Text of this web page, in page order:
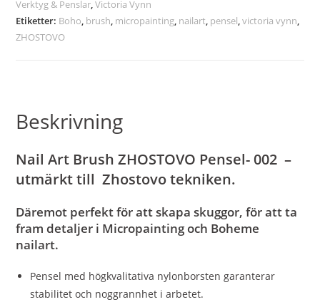
Verktyg & Penslar,Victoria Vynn
Etiketter: Boho, brush, micropainting, nailart, pensel,victoria vynn,
ZHOSTOVO
Beskrivning
Nail Art Brush ZHOSTOVO Pensel- 002 –
utmärkt till Zhostovo tekniken.
Däremot perfekt för att skapa skuggor, för att ta
fram detaljer i Micropainting och Boheme
nailart.
Pensel med högkvalitativa nylonborsten garanterar
stabilitet och noggrannhet i arbetet.